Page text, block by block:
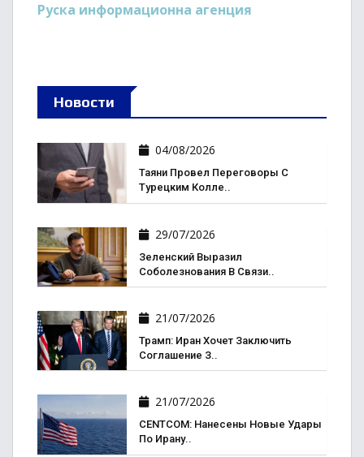
Руска информационна агенция
Новости
04/08/2026
Таяни Провел Переговоры С
Турецким Колле..
29/07/2026
Зеленский Выразил
Соболезнования В Связи..
21/07/2026
Трамп: Иран Хочет Заключить
Соглашение З..
21/07/2026
CENTCOM: Нанесены Новые Удары
По Ирану..